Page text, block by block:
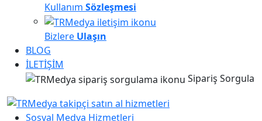
Kullanım Sözleşmesi
Bizlere Ulaşın
BLOG
İLETİŞİM
Sipariş Sorgula
Sosyal Medya Hizmetleri